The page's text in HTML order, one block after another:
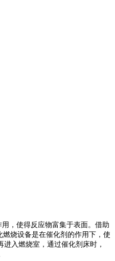
，使得反应物富集于表面。借助
烧设备是在催化剂的作用下，使
入燃烧室，通过催化剂床时，